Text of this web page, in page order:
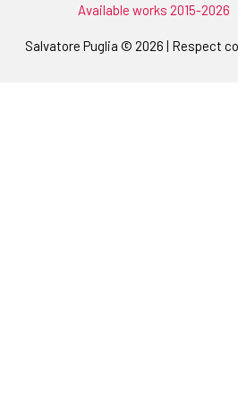
Salvatore Puglia © 2026 | Respect
Available works 2015-2026